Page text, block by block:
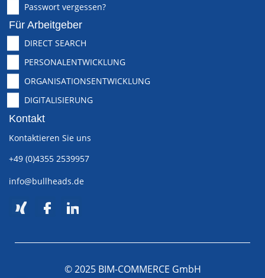
Passwort vergessen?
Für Arbeitgeber
DIRECT SEARCH
PERSONALENTWICKLUNG
ORGANISATIONSENTWICKLUNG
DIGITALISIERUNG
Kontakt
Kontaktieren Sie uns
+49 (0)4355 2539957
info@bullheads.de
© 2025 BIM-COMMERCE GmbH